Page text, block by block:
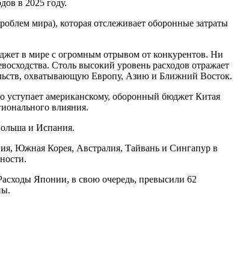
в 2025 году.
мира), которая отслеживает оборонные затраты
в мире с огромным отрывом от конкурентов. Ни
Столь высокий уровень расходов отражает
охватывающую Европу, Азию и Ближний Восток.
уступает американскому, оборонный бюджет Китая
влияния.
и Испания.
Южная Корея, Австралия, Тайвань и Сингапур в
Японии, в свою очередь, превысили 62